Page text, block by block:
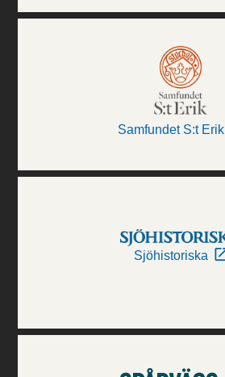
Samfundet S:t Erik
Sjöhistoriska